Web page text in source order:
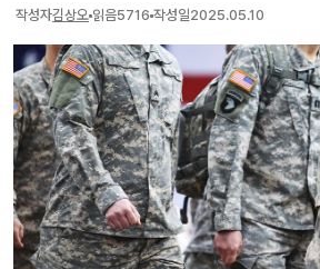
작성자김상오 읽음5716 작성일2025.05.10